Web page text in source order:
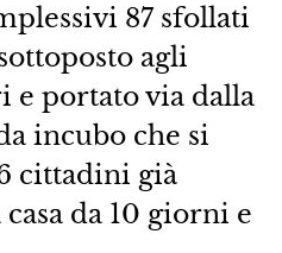
87 sfollati
agli
portato via dalla
incubo che si
cittadini già
da 10 giorni e